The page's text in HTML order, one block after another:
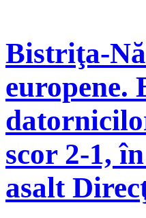
Bistriţa-
europene.
scor 2-1,
asalt